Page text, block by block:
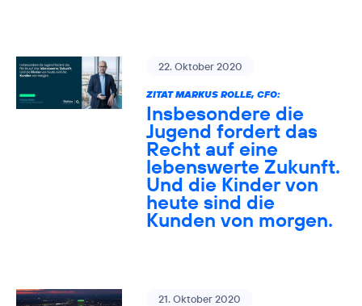
22. Oktober 2020
ZITAT MARKUS ROLLE, CFO:
Insbesondere die
Jugend fordert das
Recht auf eine
lebenswerte Zukunft.
Und die Kinder von
heute sind die
Kunden von morgen.
21. Oktober 2020